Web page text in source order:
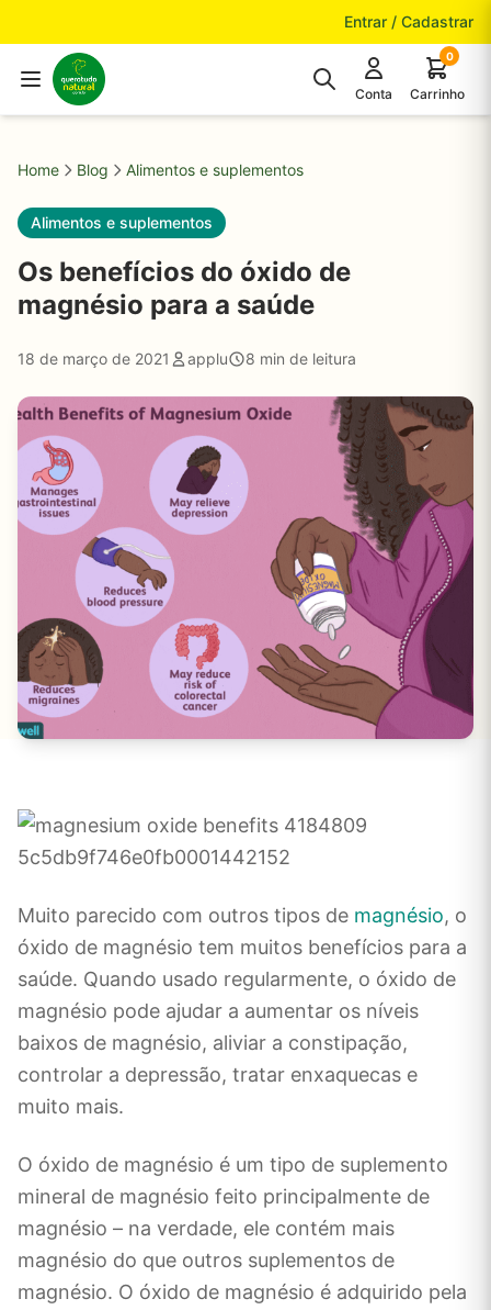
Entrar / Cadastrar
Conta
0
Carrinho
Home Blog Alimentos e suplementos
Alimentos e suplementos
Os benefícios do óxido de
magnésio para a saúde
18 de março de 2021 applu 8 min de leitura
Muito parecido com outros tipos de magnésio, o
óxido de magnésio tem muitos benefícios para a
saúde. Quando usado regularmente, o óxido de
magnésio pode ajudar a aumentar os níveis
baixos de magnésio, aliviar a constipação,
controlar a depressão, tratar enxaquecas e
muito mais.
O óxido de magnésio é um tipo de suplemento
mineral de magnésio feito principalmente de
magnésio – na verdade, ele contém mais
magnésio do que outros suplementos de
magnésio. O óxido de magnésio é adquirido pela